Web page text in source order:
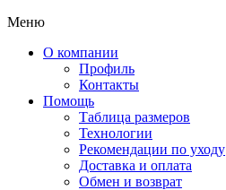
Меню
О компании
Профиль
Контакты
Помощь
Таблица размеров
Технологии
Рекомендации по уходу
Доставка и оплата
Обмен и возврат